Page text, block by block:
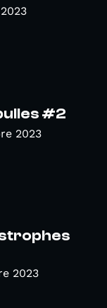
#2
2023
2023